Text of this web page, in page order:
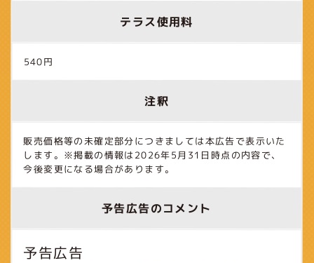
テラス使用料
540円
注釈
販売価格等の未確定部分につきましては本広告で表示いた
します。※掲載の情報は2026年5月31日時点の内容で、
今後変更になる場合があります。
予告広告のコメント
予告広告